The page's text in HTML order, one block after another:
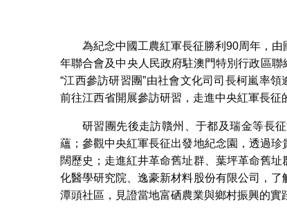
澳門
為紀念中國工農紅軍長征勝利90周年，
年聯合會及中央人民政府駐澳門特別行政區
“江西參訪研習團”由社會文化司司長柯嵐率
前往江西省開展參訪研習，走進中央紅軍長征
研習團先後走訪贛州、于都及瑞金等長
蘊；參觀中央紅軍長征出發地紀念園，透過
闊歷史；走進紅井革命舊址群、葉坪革命舊
化醫學研究院、逸豪新材料股份有限公司，了
潭頭社區，見證當地富硒農業與鄉村振興的實